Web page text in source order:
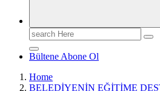
Search
for:
Bültene Abone Ol
Home
BELEDİYENİN EĞİTİME